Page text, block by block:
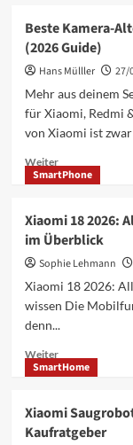
SkyNomad:
Der
Familien-
mit
EREV-
Technologie
Beste Kamera-
(2026 Guide)
Hans Mülller 27/
Mehr aus deinem
für Xiaomi, Redmi
von Xiaomi ist
WeiterMehr
Informationen
Kamera-
Alternativen
für
Redmi
&
POCO
Guide)
SmartPhone
Xiaomi 18 2026:
im Überblick
Sophie Lehmann
Xiaomi 18 2026:
wissen Die
denn...
WeiterMehr
Informationen
18
2026:
SmartHome
Xiaomi
Kaufratgeber